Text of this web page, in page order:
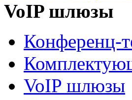
VoIP шлюзы
Конференц-
VoIP шлюзы